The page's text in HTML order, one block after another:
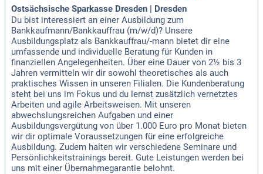
Ostsächsische Sparkasse Dresden | Dresden
Du bist interessiert an einer Ausbildung zum
Bankkaufmann/Bankkauffrau (m/w/d)? Unsere
Ausbildungsplatz als Bankkauffrau/-mann bietet dir eine
umfassende und individuelle Beratung für Kunden in
finanziellen Angelegenheiten. Über eine Dauer von 2½ bis 3
Jahren vermitteln wir dir sowohl theoretisches als auch
praktisches Wissen in unseren Filialen. Die Kundenberatung
steht bei uns im Fokus und du lernst zusätzlich vernetztes
Arbeiten und agile Arbeitsweisen. Mit unseren
abwechslungsreichen Aufgaben und einer
Ausbildungsvergütung von über 1.000 Euro pro Monat bieten
wir dir optimale Voraussetzungen für eine erfolgreiche
Ausbildung. Zudem halten wir verschiedene Seminare und
Persönlichkeitstrainings bereit. Gute Leistungen werden bei
uns mit einer Übernahmegarantie belohnt.